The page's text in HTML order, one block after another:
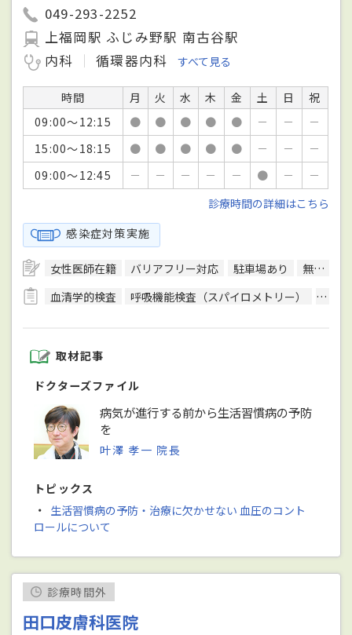
049-293-2252
上福岡駅 ふじみ野駅 南古谷駅
内科
循環器内科 すべて見る
時間 月 火 水 木 金 土 日
祝
09:00～12:15
● ● ● ● ● － －
－
15:00～18:15
● ● ● ● ● － －
－
09:00～12:45
－ － － － － ● －
－
診療時間の詳細はこちら
感染症対策実施
女性医師在籍 バリアフリー対応 駐車場あり
無料送迎バスあり
血清学的検査
呼吸機能検査（スパイロメトリー） 骨密
取材記事
ドクターズファイル
病気が進行する前から生活習慣病の予防
を
叶澤 孝一 院長
トピックス
・ 生活習慣病の予防・治療に欠かせない 血圧のコント
ロールについて
診療時間外
田口皮膚科医院